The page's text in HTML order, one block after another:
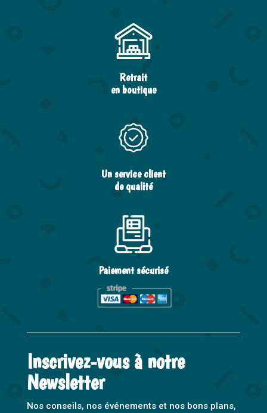
Retrait
en boutique
Un service client
de qualité
Paiement sécurisé
Inscrivez-vous à notre
Newsletter
Nos conseils, nos événements et nos bons plans,